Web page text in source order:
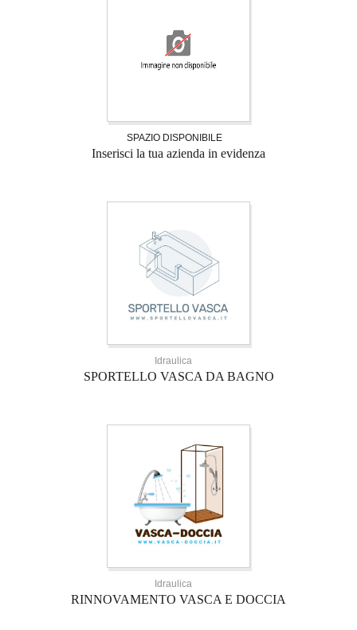
SPAZIO DISPONIBILE
Inserisci la tua azienda in evidenza
Idraulica
SPORTELLO VASCA DA BAGNO
Idraulica
RINNOVAMENTO VASCA E DOCCIA